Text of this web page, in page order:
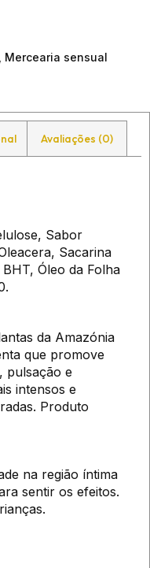
Mercearia sensual
Avaliações (0)
Sabor
Sacarina
Óleo da Folha
da Amazónia
que promove
pulsação e
intensos e
Produto
na região íntima
sentir os efeitos.